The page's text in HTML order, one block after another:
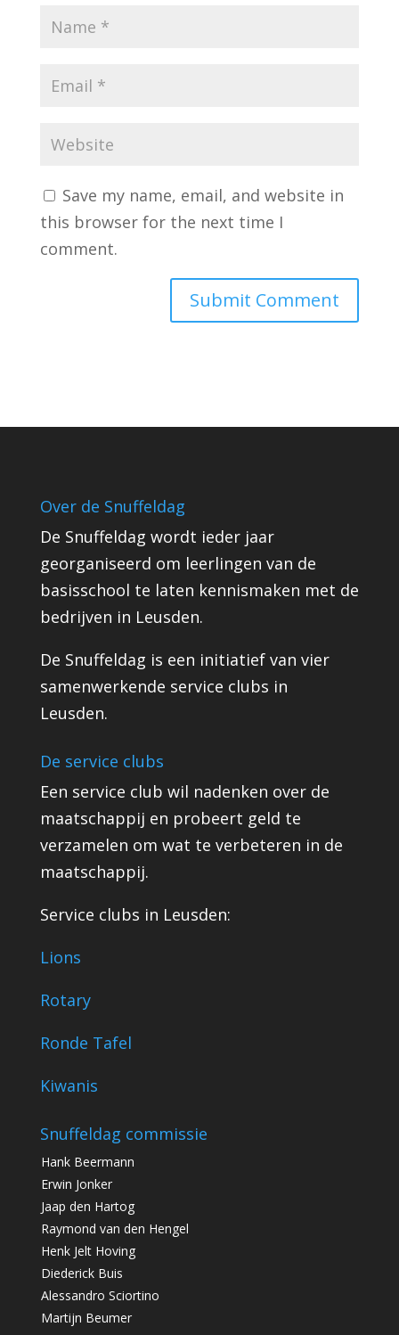
Save my name, email, and website in
this browser for the next time I
comment.
Over de Snuffeldag
De Snuffeldag wordt ieder jaar
georganiseerd om leerlingen van de
basisschool te laten kennismaken met de
bedrijven in Leusden.
De Snuffeldag is een initiatief van vier
samenwerkende service clubs in
Leusden.
De service clubs
Een service club wil nadenken over de
maatschappij en probeert geld te
verzamelen om wat te verbeteren in de
maatschappij.
Service clubs in Leusden:
Lions
Rotary
Ronde Tafel
Kiwanis
Snuffeldag commissie
Hank Beermann
Erwin Jonker
Jaap den Hartog
Raymond van den Hengel
Henk Jelt Hoving
Diederick Buis
Alessandro Sciortino
Martijn Beumer